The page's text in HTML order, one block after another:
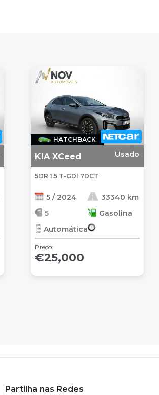
HATCHBACK
KIA XCeed Usado
5DR 1.5 T-GDI 7DCT
5 / 2024
5
Automática
33340 km
Gasolina
Preço:
€25,000
Partilha nas Redes